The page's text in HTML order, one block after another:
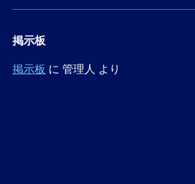
掲示板
掲示板 に 管理人 より